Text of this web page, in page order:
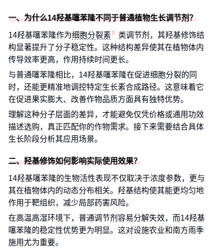
一、为什么14羟基噻苯隆不同于普通植物生长调节剂？
14羟基噻苯隆作为细胞分裂素
类调节剂，其羟基修饰结
构显著提升了分子稳定性。这种结构差异使其在植物体内
传导效率更高，作用持续时间更长。
与普通噻苯隆相比，14羟基噻苯隆在促进细胞分裂的同
时，还能更精准地调控特定生长素合成路径。这意味着它
在促进果实膨大、改善作物品质方面具有独特优势。
理解这种分子层面的差异，才能避免仅凭价格或通用功效
描述选购，真正匹配你的作物需求。接下来需要结合具体
生长阶段分析其应用场景。
二、羟基修饰如何影响实际使用效果？
14羟基噻苯隆的生物活性表现不仅取决于浓度参数，更与
其在植物体内的动态分布相关。羟基结构使其能更均匀地
作用于靶组织，减少局部药害风险。
在高温高湿环境下，普通调节剂容易分解失效，而14羟基
噻苯隆的稳定性优势更为明显。这对设施农业和南方雨季
施用尤为重要。